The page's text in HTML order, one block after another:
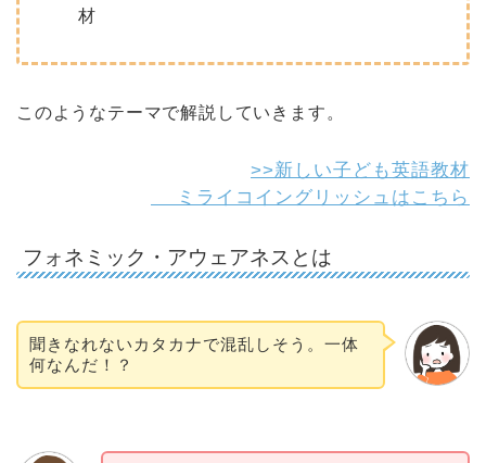
材
このようなテーマで解説していきます。
>>新しい子ども英語教材
ミライコイングリッシュはこちら
フォネミック・アウェアネスとは
聞きなれないカタカナで混乱しそう。一体
何なんだ！？